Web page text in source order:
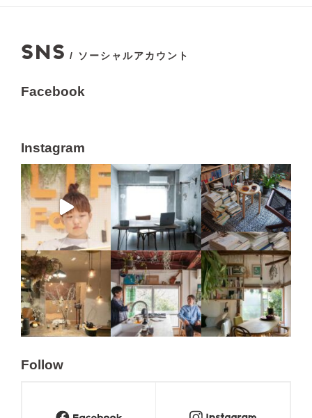
SNS / ソーシャルアカウント
Facebook
Instagram
Follow